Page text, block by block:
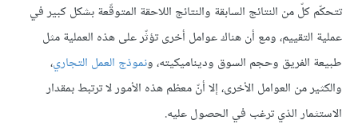
تتحكّم كلّ من النتائج السابقة والنتائج اللاحقة المتوقّعة بشكل كبير في
عملية التقييم، ومع أن هناك عوامل أخرى تؤثّر على هذه العملية مثل
طبيعة الفريق وحجم السوق وديناميكيته، ونموذج العمل التجاري،
والكثير من العوامل اﻷخرى، إلا أنّ معظم هذه اﻷمور لا ترتبط بمقدار
الاستثمار الذي ترغب في الحصول عليه.